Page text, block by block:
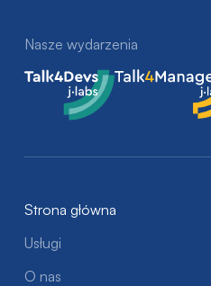
Nasze wydarzenia
Talk4Devs
Talk4Managers
Strona główna
Usługi
O nas